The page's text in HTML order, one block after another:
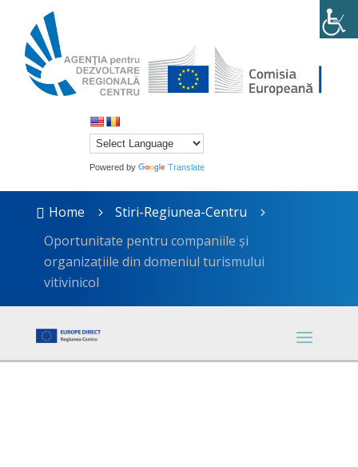
Powered by Translate
 Home 5 Stiri-Regiunea-Centru 5
Oportunitate pentru companiile și
organizațiile din domeniul turismului
vitivinicol